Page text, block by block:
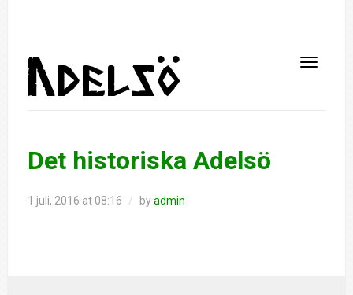
Det historiska Adelsö
1 juli, 2016 at 08:16 / byadmin